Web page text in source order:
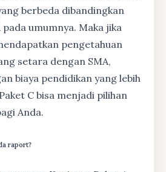
berbeda dibandingkan
pada umumnya. Maka jika
pengetahuan
setara dengan SMA,
biaya pendidikan yang lebih
C bisa menjadi pilihan
Anda.
raport?